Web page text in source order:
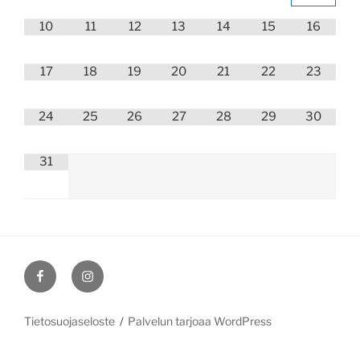
10 11 12 13 14 15 16
17 18 19 20 21 22 23
24 25 26 27 28 29 30
31
Shinrain
Facebook-
Shinrain
Instagram-
Tietosuojaseloste Palvelun tarjoaa WordPress